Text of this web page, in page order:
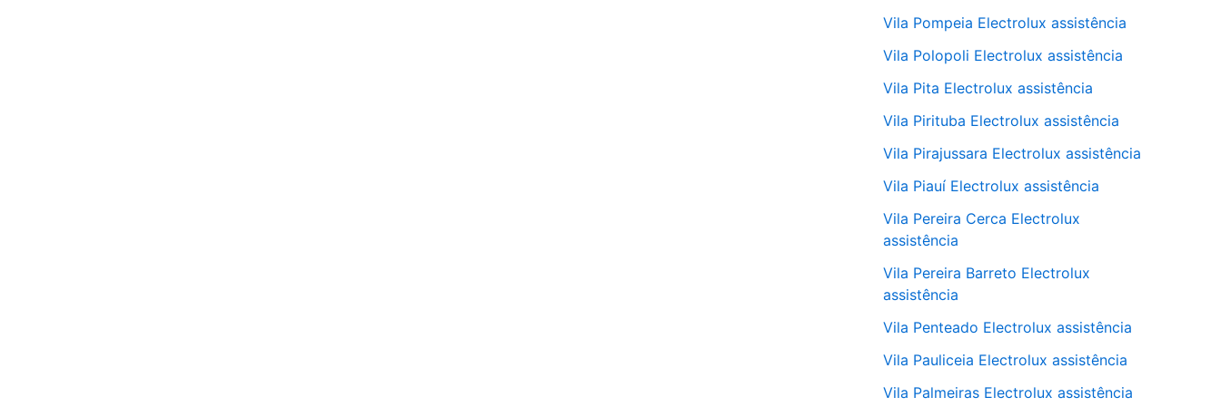
Vila Pompeia Electrolux assistência
Vila Polopoli Electrolux assistência
Vila Pita Electrolux assistência
Vila Pirituba Electrolux assistência
Vila Pirajussara Electrolux assistência
Vila Piauí Electrolux assistência
Vila Pereira Cerca Electrolux
assistência
Vila Pereira Barreto Electrolux
assistência
Vila Penteado Electrolux assistência
Vila Pauliceia Electrolux assistência
Vila Palmeiras Electrolux assistência